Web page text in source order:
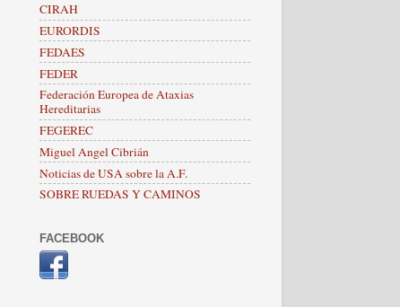
CIRAH
EURORDIS
FEDAES
FEDER
Federación Europea de Ataxias
Hereditarias
FEGEREC
Miguel Angel Cibrián
Noticias de USA sobre la A.F.
SOBRE RUEDAS Y CAMINOS
FACEBOOK